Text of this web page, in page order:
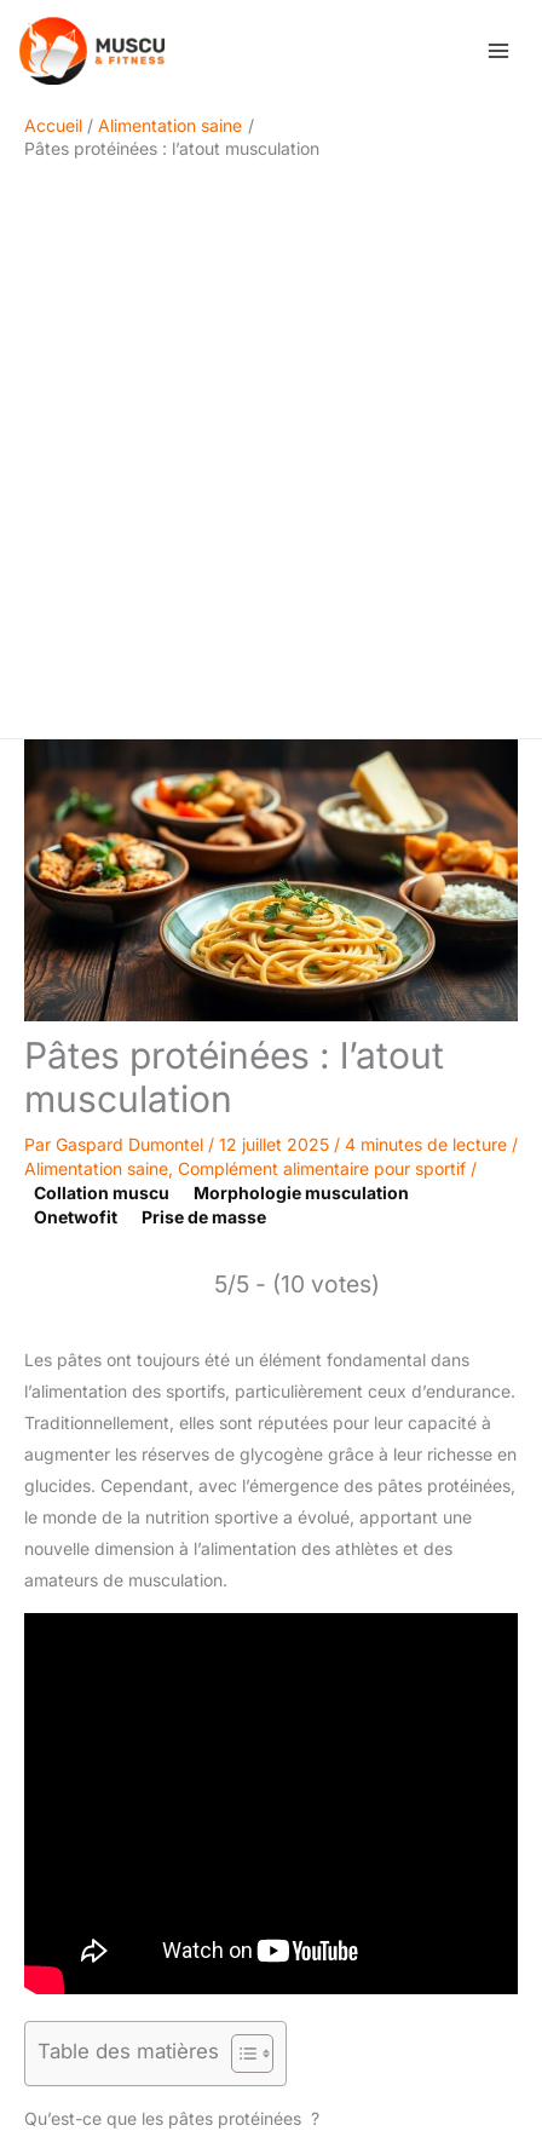
contenu
Accueil
Alimentation saine
Pâtes protéinées : l’atout musculation
Pâtes protéinées : l’atout
musculation
Par Gaspard Dumontel / 12 juillet 2025 / 4 minutes de lecture /
Alimentation saine, Complément alimentaire pour sportif /
Collation muscu
Morphologie musculation
Onetwofit
Prise de masse
5/5 - (10 votes)
Les pâtes ont toujours été un élément fondamental dans
l’alimentation des sportifs, particulièrement ceux d’endurance.
Traditionnellement, elles sont réputées pour leur capacité à
augmenter les réserves de glycogène grâce à leur richesse en
glucides. Cependant, avec l’émergence des pâtes protéinées,
le monde de la nutrition sportive a évolué, apportant une
nouvelle dimension à l’alimentation des athlètes et des
amateurs de musculation.
Table des matières
Qu’est-ce que les pâtes protéinées ?
Rechercher